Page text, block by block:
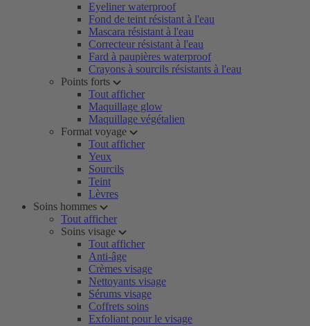
Eyeliner waterproof
Fond de teint résistant à l'eau
Mascara résistant à l'eau
Correcteur résistant à l'eau
Fard à paupières waterproof
Crayons à sourcils résistants à l'eau
Points forts
Tout afficher
Maquillage glow
Maquillage végétalien
Format voyage
Tout afficher
Yeux
Sourcils
Teint
Lèvres
Soins hommes
Tout afficher
Soins visage
Tout afficher
Anti-âge
Crèmes visage
Nettoyants visage
Sérums visage
Coffrets soins
Exfoliant pour le visage